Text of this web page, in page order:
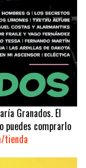
Granados. El
puedes comprarlo
tienda